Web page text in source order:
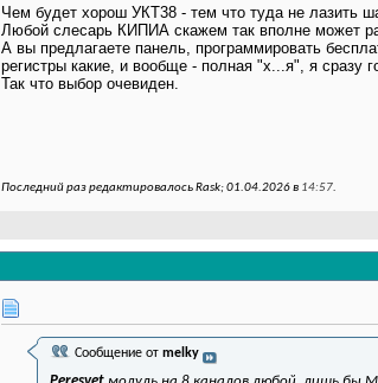
Чем будет хорош УКТ38 - тем что туда не лазить
Любой слесарь КИПИА скажем так вполне может
А вы предлагаете панель, программировать
регистры какие, и вообще - полная "х...я", я сразу
Так что выбор очевиден.
Последний раз редактировалось Rask; 01.04.2026 в 14:57.
Сообщение от melky